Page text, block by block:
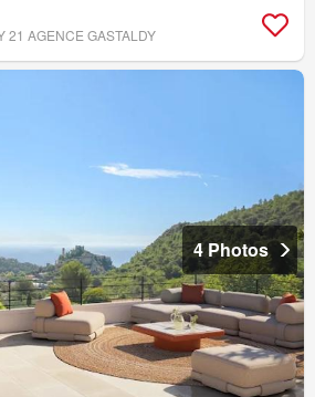
21 AGENCE GASTALDY
4 Photos